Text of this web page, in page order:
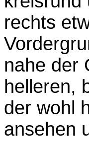
rechts
nahe der
helleren,
der wohl
ansehen